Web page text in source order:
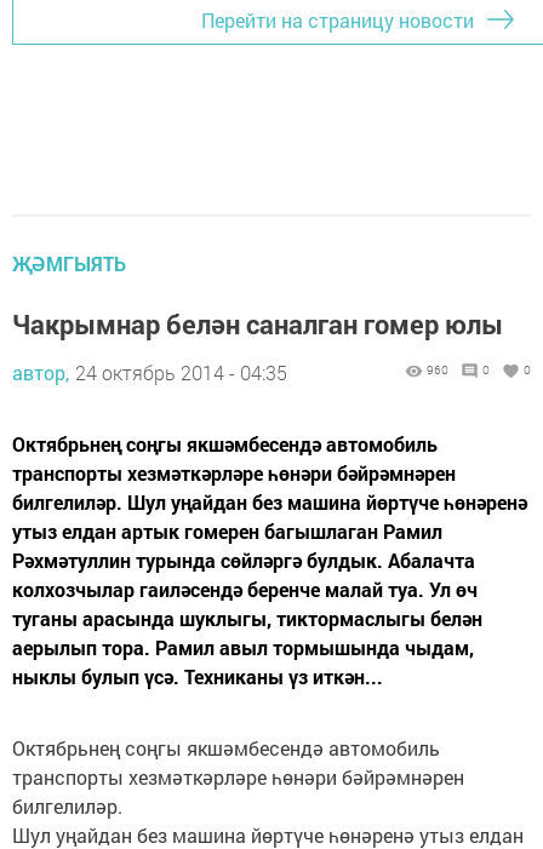
Перейти на страницу новости
ҖӘМГЫЯТЬ
Чакрымнар белән саналган гомер юлы
автор, 24 октябрь 2014 - 04:35 960 0 0
Октябрьнең соңгы якшәмбесендә автомобиль
транспорты хезмәткәрләре һөнәри бәйрәмнәрен
билгелиләр. Шул уңайдан без машина йөртүче һөнәренә
утыз елдан артык гомерен багышлаган Рамил
Рәхмәтуллин турында сөйләргә булдык. Абалачта
колхозчылар гаиләсендә беренче малай туа. Ул өч
туганы арасында шуклыгы, тиктормаслыгы белән
аерылып тора. Рамил авыл тормышында чыдам,
ныклы булып үсә. Техниканы үз иткән...
Октябрьнең соңгы якшәмбесендә автомобиль
транспорты хезмәткәрләре һөнәри бәйрәмнәрен
билгелиләр.
Шул уңайдан без машина йөртүче һөнәренә утыз елдан